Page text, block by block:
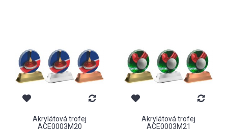
Akrylátová trofej
ACE0003M20
Akrylátová trofej
ACE0003M21